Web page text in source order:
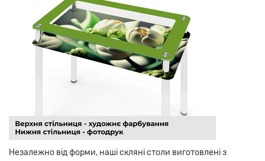
Незалежно від форми, наші скляні столи виготовлені з